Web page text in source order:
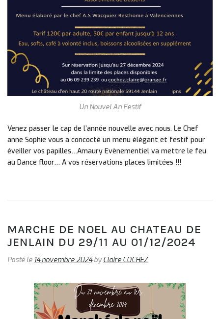
Un Nouvel An Festif
Venez passer le cap de l’année nouvelle avec nous. Le Chef
anne Sophie vous a concocté un menu élégant et festif pour
éveiller vos papilles…Amaury Evènementiel va mettre le feu
au Dance floor… A vos réservations places limitées !!!
MARCHE DE NOEL AU CHATEAU DE
JENLAIN DU 29/11 AU 01/12/2024
Posté le 14 novembre 2024by Claire COCHEZ